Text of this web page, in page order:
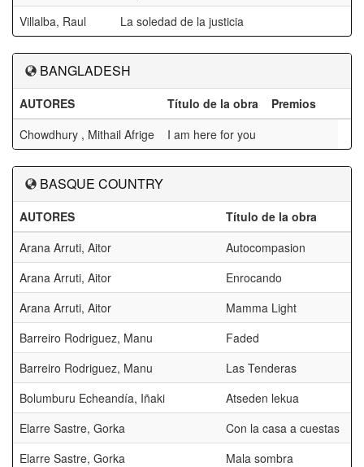
Villalba, Raul
La soledad de la justicia
BANGLADESH
AUTORES Título de la obra
Premios
Chowdhury , Mithail Afrige
I am here for you
BASQUE COUNTRY
AUTORES Título de la obra
Arana Arruti, Aitor
Autocompasion
Arana Arruti, Aitor
Enrocando
Arana Arruti, Aitor
Mamma Light
Barreiro Rodriguez, Manu
Faded
Barreiro Rodriguez, Manu
Las Tenderas
Bolumburu Echeandía, Iñaki
Atseden lekua
Elarre Sastre, Gorka
Con la casa a cuestas
Elarre Sastre, Gorka
Mala sombra